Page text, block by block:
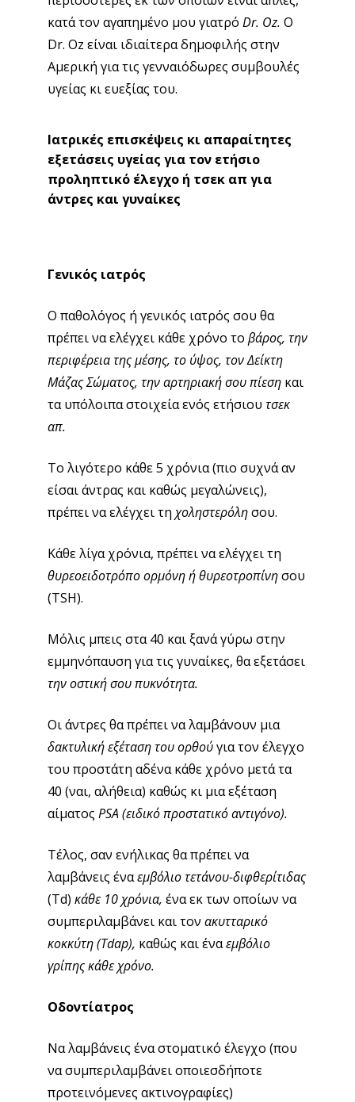
κατά τον αγαπημένο μου γιατρό Dr. Oz. Ο
Dr. Oz είναι ιδιαίτερα δημοφιλής στην
Αμερική για τις γενναιόδωρες συμβουλές
υγείας κι ευεξίας του.
Ιατρικές επισκέψεις κι απαραίτητες
εξετάσεις υγείας για τον ετήσιο
προληπτικό έλεγχο ή τσεκ απ για
άντρες και γυναίκες
Γενικός ιατρός
Ο παθολόγος ή γενικός ιατρός σου θα
πρέπει να ελέγχει κάθε χρόνο το βάρος, την
περιφέρεια της μέσης, το ύψος, τον Δείκτη
Μάζας Σώματος, την αρτηριακή σου πίεση και
τα υπόλοιπαστοιχεία ενός ετήσιου τσεκ
απ.
Το λιγότερο κάθε 5 χρόνια (πιο συχνά αν
είσαι άντρας και καθώς μεγαλώνεις),
πρέπει να ελέγχει τη χοληστερόλησου.
Κάθε λίγα χρόνια, πρέπει να ελέγχει τη
θυρεοειδοτρόπο ορμόνη ή θυρεοτροπίνησου
(TSH).
Μόλις μπεις στα 40 και ξανά γύρω στην
εμμηνόπαυση για τις γυναίκες, θα εξετάσει
την οστική σου πυκνότητα.
Οι άντρες θα πρέπει να λαμβάνουν μια
δακτυλική εξέταση του ορθούγια τον έλεγχο
του προστάτη αδένα κάθε χρόνο μετά τα
40 (ναι, αλήθεια) καθώς κι μια εξέταση
αίματος PSA (ειδικό προστατικό αντιγόνο).
Τέλος, σαν ενήλικας θα πρέπει να
λαμβάνεις έναεμβόλιο τετάνου-διφθερίτιδας
(Td) κάθε 10 χρόνια, ένα εκ των οποίων να
συμπεριλαμβάνει και τον ακυτταρικό
κοκκύτη (Tdap), καθώς και έναεμβόλιο
γρίπης κάθε χρόνο.
Οδοντίατρος
Να λαμβάνεις ένα στοματικό έλεγχο (που
να συμπεριλαμβάνει οποιεσδήποτε
προτεινόμενες ακτινογραφίες)